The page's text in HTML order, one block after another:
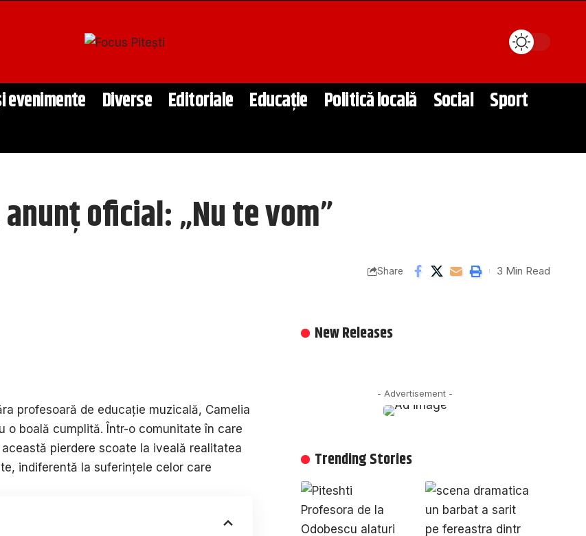
evenimente Diverse Editoriale Educație Politică locală Social Sport
oficial: „Nu te vom”
Share 3 Min Read
profesoară de educație muzicală, Camelia
o boală cumplită. Într-o comunitate în care
pierdere scoate la iveală realitatea
indiferentă la suferințele celor care
New Releases
- Advertisement -
Trending Stories